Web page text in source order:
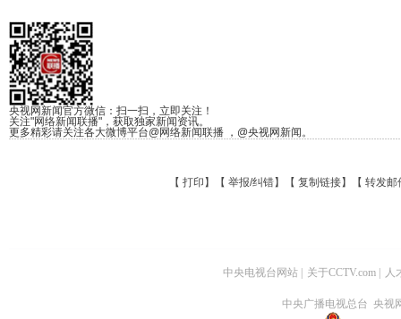
央视网新闻官方微信：扫一扫，立即关注！
关注"网络新闻联播"，获取独家新闻资讯。
更多精彩请关注各大微博平台@网络新闻联播 ，@央视网新闻。
【 打印 】【 举报/纠错】【 复制链接】【 转发邮
中央电视台网站 关于CCTV.com 人
中央广播电视总台 央视